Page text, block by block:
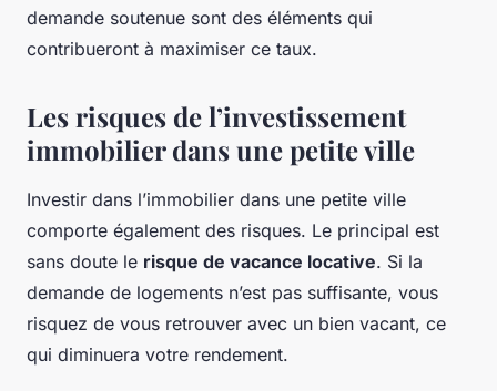
demande soutenue sont des éléments qui
contribueront à maximiser ce taux.
Les risques de l’investissement
immobilier dans une petite ville
Investir dans l’immobilier dans une petite ville
comporte également des risques. Le principal est
sans doute le risque de vacance locative. Si la
demande de logements n’est pas suffisante, vous
risquez de vous retrouver avec un bien vacant, ce
qui diminuera votre rendement.